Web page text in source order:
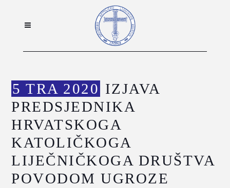
5 TRA 2020 IZJAVA
PREDSJEDNIKA
HRVATSKOGA
KATOLIČKOGA
LIJEČNIČKOGA DRUŠTVA
POVODOM UGROZE